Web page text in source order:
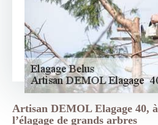
Artisan DEMOL Elagage 40,
l’élagage de grands arbres